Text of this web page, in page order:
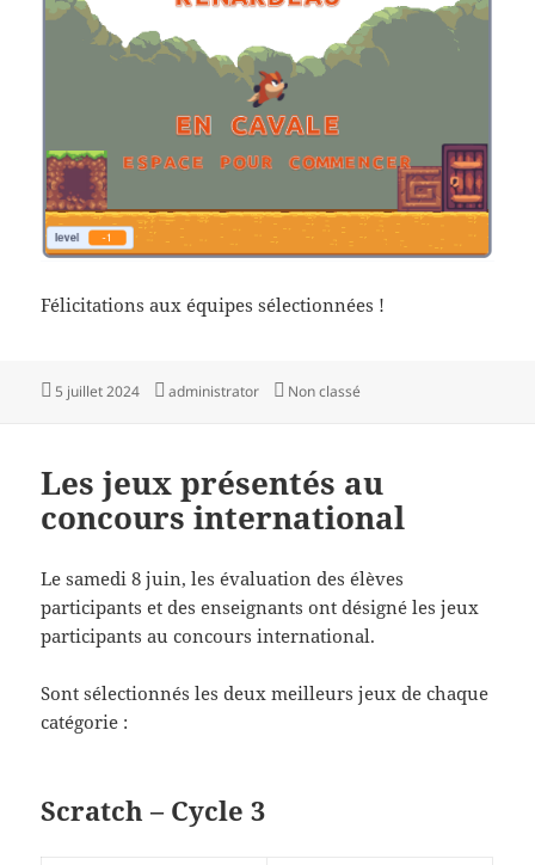
Félicitations aux équipes sélectionnées !
Publié
5 juillet 2024 Auteur
administrator Catégories
Non classé
Les jeux présentés au
concours international
Le samedi 8 juin, les évaluation des élèves
participants et des enseignants ont désigné les jeux
participants au concours international.
Sont sélectionnés les deux meilleurs jeux de chaque
catégorie :
Scratch – Cycle 3